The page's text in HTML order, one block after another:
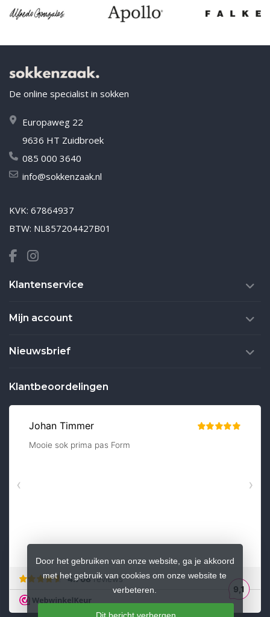
De online specialist in sokken
Europaweg 22
9636 HT Zuidbroek
085 000 3640
info@sokkenzaak.nl
KVK: 67864937
BTW: NL857204427B01
Klantenservice
Mijn account
Nieuwsbrief
Klantbeoordelingen
Door het gebruiken van onze website, ga je akkoord
met het gebruik van cookies om onze website te
verbeteren.